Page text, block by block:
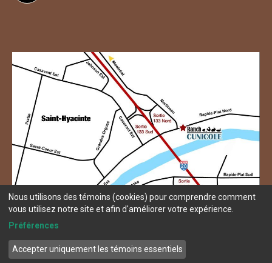
Nous utilisons des témoins (cookies) pour comprendre comment
vous utilisez notre site et afin d'améliorer votre expérience.
Préférences
Accepter uniquement les témoins essentiels